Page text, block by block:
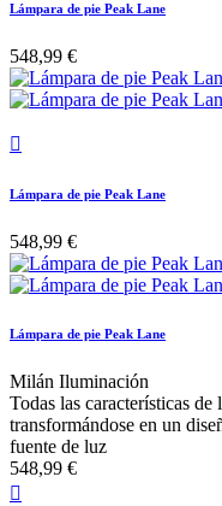
Lámpara de pie Peak Lane
548,99 €

Lámpara de pie Peak Lane
548,99 €
Lámpara de pie Peak Lane
Milán Iluminación
Todas las características
transformándose en un
fuente de luz
548,99 €
